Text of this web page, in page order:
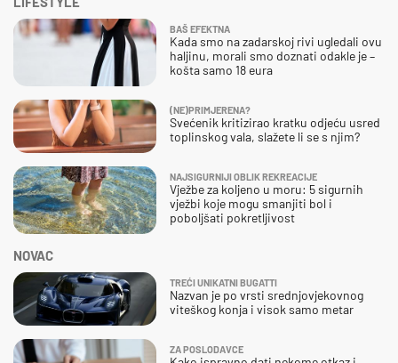
NOVAC
TREĆI UNIKATNI BUGATTI
Nazvan je po vrsti srednjovjekovnog
viteškog konja i visok samo metar
ZA POSLODAVCE
BAŠ EFEKTNA
Kada smo na zadarskoj rivi ugledali ovu
haljinu, morali smo doznati odakle je –
košta samo 18 eura
(NE)PRIMJERENA?
Svećenik kritizirao kratku odjeću usred
toplinskog vala, slažete li se s njim?
NAJSIGURNIJI OBLIK REKREACIJE
Vježbe za koljeno u moru: 5 sigurnih
vježbi koje mogu smanjiti bol i
poboljšati pokretljivost